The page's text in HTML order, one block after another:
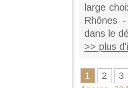
large
Rhônes
dans le
>> plus
1 2 3